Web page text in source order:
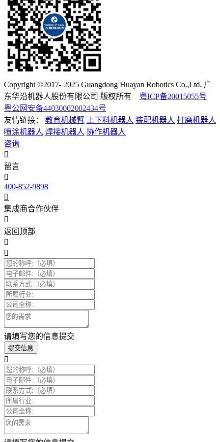
Copyright ©2017- 2025 Guangdong Huayan Robotics Co.,Ltd. 广
东华沿机器人股份有限公司 版权所有 粤ICP备20015055号
粤公网安备44030002002434号
友情链接：
教育机械臂 上下料机器人 装配机器人 打磨机器人
喷涂机器人 焊接机器人 协作机器人
咨询
留言
400-852-9898
集成商合作伙伴
返回顶部
请填写您的信息提交
提交信息